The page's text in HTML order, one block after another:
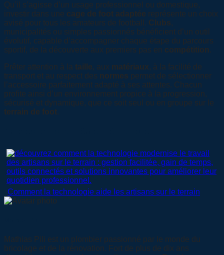
Qu’il s’agisse d’un usage professionnel ou domestique,
investir dans une cage de foot adaptée représente un choix
avisé pour tous les amateurs de football. Clubs,
municipalités ou simples passionnés bénéficient d’un outil
évolutif, capable d’accompagner chaque étape du parcours
sportif, de la découverte aux premiers pas en compétition .
Prêter attention à la taille, aux matériaux, à la facilité de
transport et au respect des normes permet de sélectionner
l’accessoire parfaitement adapté à ses attentes. Chacun
profite ainsi d’un environnement propice à la progression,
sécurisé et dynamique, que ce soit seul ou en groupe sur le
terrain de foot.
Comment la technologie aide les artisans sur le terrain
Mathias Pili est un plombier passionné par le monde du
bricolage et de la rénovation. Fort de plus de dix ans